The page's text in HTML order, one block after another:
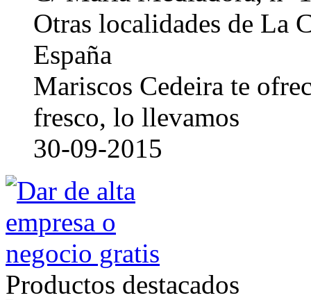
Otras localidades de La
España
Mariscos Cedeira te
fresco, lo llevamos
30-09-2015
Productos destacados